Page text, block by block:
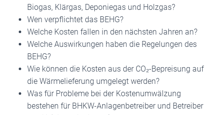
Biogas, Klärgas, Deponiegas und Holzgas?
Wen verpflichtet das BEHG?
Welche Kosten fallen in den nächsten Jahren an?
Welche Auswirkungen haben die Regelungen des
BEHG?
Wie können die Kosten aus der CO₂-Bepreisung auf
die Wärmelieferung umgelegt werden?
Was für Probleme bei der Kostenumwälzung
bestehen für BHKW-Anlagenbetreiber und Betreiber